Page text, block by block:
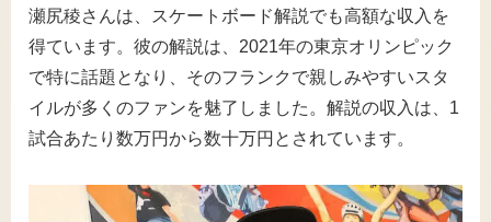
瀬尻稜さんは、スケートボード解説でも高額な収入を
得ています。彼の解説は、2021年の東京オリンピック
で特に話題となり、そのフランクで親しみやすいスタ
イルが多くのファンを魅了しました。解説の収入は、1
試合あたり数万円から数十万円とされています。